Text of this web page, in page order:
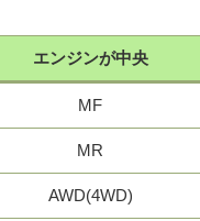
エンジンが中央
MF
MR
AWD(4WD)